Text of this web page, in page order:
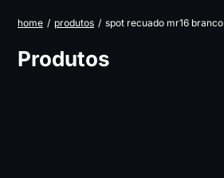
Distribuição
home / produtos / spot recuado mr16 branco
Produtos